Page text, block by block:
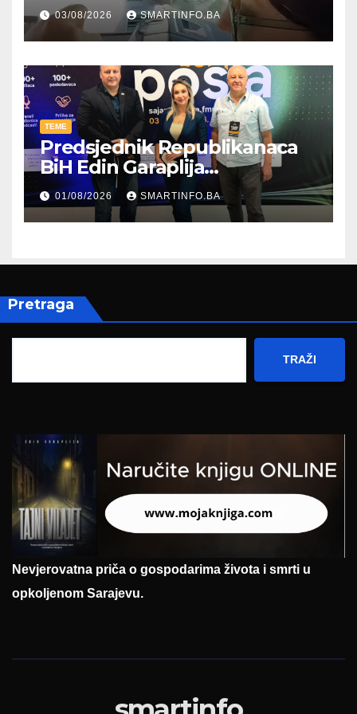
kroz parodiju poslali poruku
03/08/2026 SMARTINFO.BA
TEME
Predsjednik Republikanaca
BiH Edin Garaplija
prisustvovao prezentaciji
Federalnog sajma
zapošljavanja
01/08/2026 SMARTINFO.BA
Pretraga
TRAŽI
Nevjerovatna priča o gospodarima života i smrti u
opkoljenom Sarajevu.